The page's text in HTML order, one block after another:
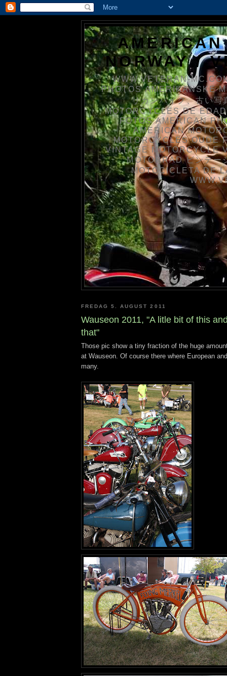
NORWAY /
WWW.VETERAN-
PHOTOS AMERIKANSKE
リカンバイク、古い
MOTORCYCLES DE
FOTOS AMERICAN
AMERICAN
MOTORCYCLES OUDE
VINTAGE MOTORCYCLE
MOTORRAD ビンテ
MOTOCICLETA DE
FREDAG 5. AUGUST 2011
Wauseon 2011, "A litle bit of this
that"
Those pic show a tiny fraction of the huge
at Wauseon. Of course there where European
many.